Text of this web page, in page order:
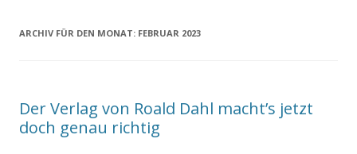
ARCHIV FÜR DEN MONAT: FEBRUAR 2023
Der Verlag von Roald Dahl macht’s jetzt
doch genau richtig